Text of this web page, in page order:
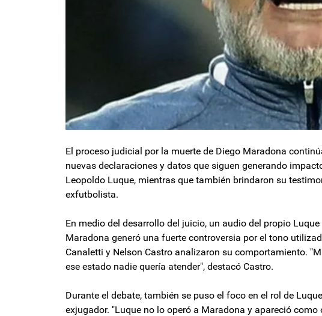
El proceso judicial por la muerte de Diego Maradona
nuevas declaraciones y datos que siguen generando
Leopoldo Luque, mientras que también brindaron su
exfutbolista.
En medio del desarrollo del juicio, un audio del propio
Maradona generó una fuerte controversia por el tono
Canaletti y Nelson Castro analizaron su comportamiento.
ese estado nadie quería atender", destacó Castro.
Durante el debate, también se puso el foco en el rol de
exjugador. "Luque no lo operó a Maradona y apareció